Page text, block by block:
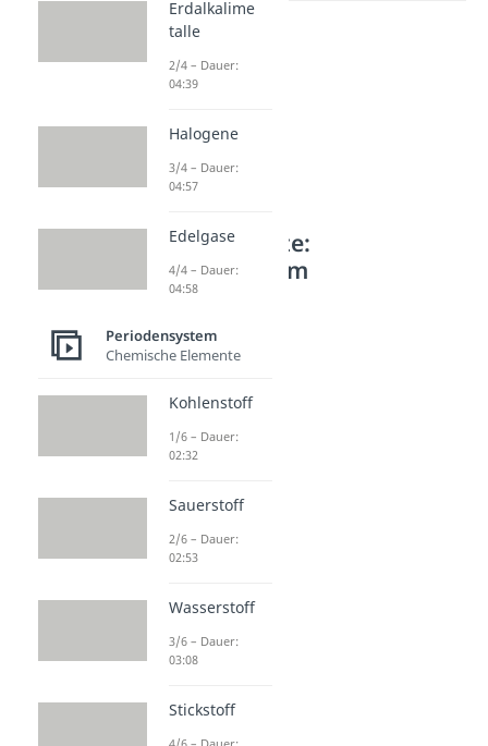
Weitere Inhalte:
Periodensystem
Chlor
Dauer: 02:24
Dauer: 02:12
Dauer: 02:01
Erdalkalime
talle
2/4 – Dauer:
04:39
Halogene
3/4 – Dauer:
04:57
Edelgase
4/4 – Dauer:
04:58
Periodensystem
Chemische Elemente
Kohlenstoff
1/6 – Dauer:
02:32
Sauerstoff
2/6 – Dauer:
02:53
Wasserstoff
3/6 – Dauer:
03:08
Stickstoff